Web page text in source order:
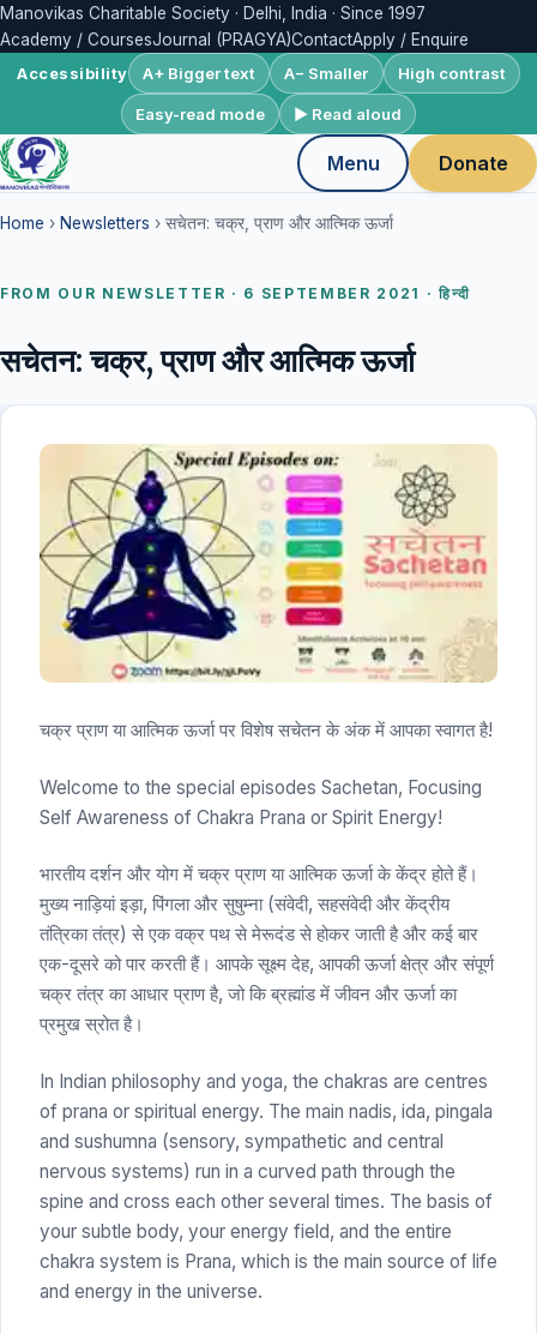
Manovikas Charitable Society · Delhi, India · Since 1997
Academy / CoursesJournal (PRAGYA)ContactApply / Enquire
Accessibility A+ Bigger text A− Smaller High contrast
Easy-read mode ▶ Read aloud
Menu Donate
Home › Newsletters › सचेतन: चक्र, प्राण और आत्मिक ऊर्जा
FROM OUR NEWSLETTER · 6 SEPTEMBER 2021 · हिन्दी
सचेतन: चक्र, प्राण और आत्मिक ऊर्जा
चक्र प्राण या आत्मिक ऊर्जा पर विशेष सचेतन के अंक में आपका स्वागत है!
Welcome to the special episodes Sachetan, Focusing
Self Awareness of Chakra Prana or Spirit Energy!
भारतीय दर्शन और योग में चक्र प्राण या आत्मिक ऊर्जा के केंद्र होते हैं।
मुख्य नाड़ियां इड़ा, पिंगला और सुषुम्ना (संवेदी, सहसंवेदी और केंद्रीय
तंत्रिका तंत्र) से एक वक्र पथ से मेरूदंड से होकर जाती है और कई बार
एक-दूसरे को पार करती हैं। आपके सूक्ष्म देह, आपकी ऊर्जा क्षेत्र और संपूर्ण
चक्र तंत्र का आधार प्राण है, जो कि ब्रह्मांड में जीवन और ऊर्जा का
प्रमुख स्रोत है।
In Indian philosophy and yoga, the chakras are centres
of prana or spiritual energy. The main nadis, ida, pingala
and sushumna (sensory, sympathetic and central
nervous systems) run in a curved path through the
spine and cross each other several times. The basis of
your subtle body, your energy field, and the entire
chakra system is Prana, which is the main source of life
and energy in the universe.